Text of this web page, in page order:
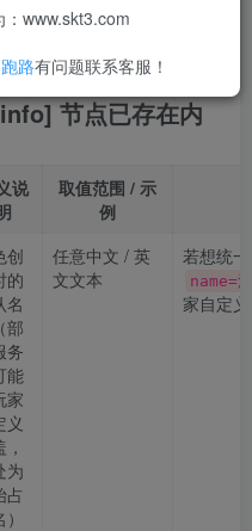
节点及可扩展修改项的完
节点已存在内
说
取值范围 / 示
例
创
的
名
部
务
能
家
义
为
占
任意中文 / 英
文文本
若想统
name=
家自定
www.skt3.com
路有问题联系客服！